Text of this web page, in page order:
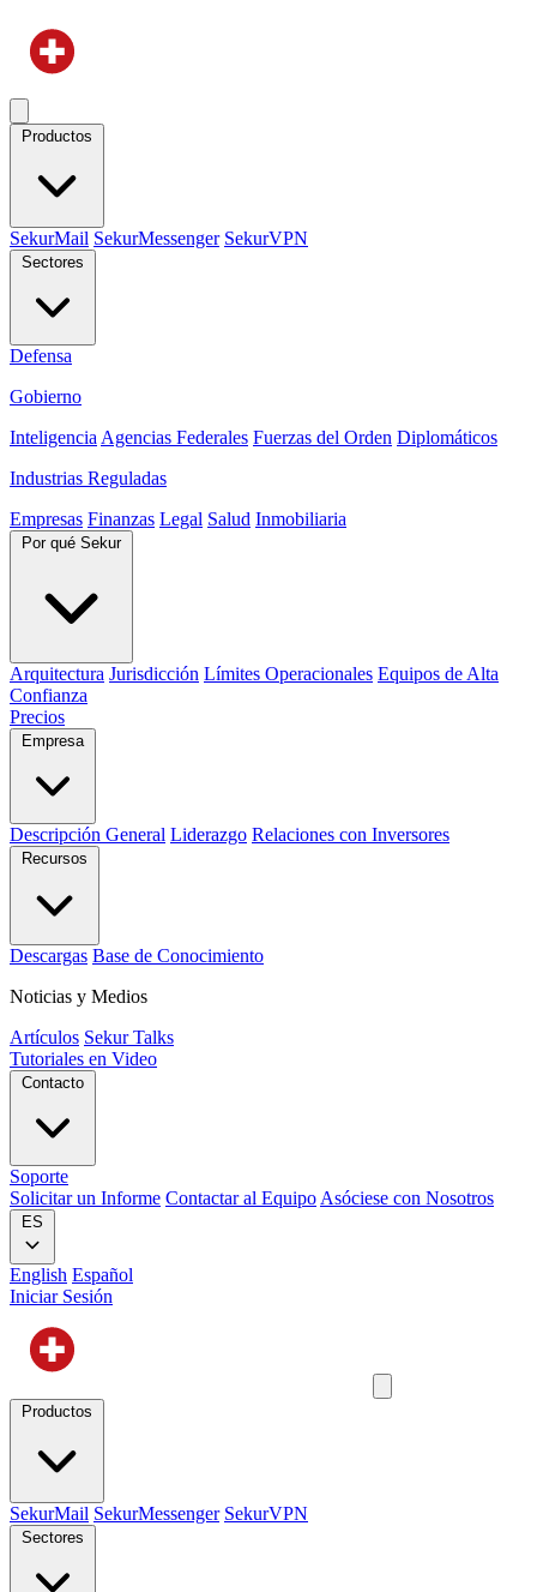
Productos
SekurMail SekurMessenger SekurVPN
Sectores
Defensa
Gobierno
Inteligencia Agencias Federales Fuerzas del Orden Diplomáticos
Industrias Reguladas
Empresas Finanzas Legal Salud Inmobiliaria
Por qué Sekur
Arquitectura Jurisdicción Límites Operacionales Equipos de Alta
Confianza
Precios
Empresa
Descripción General Liderazgo Relaciones con Inversores
Recursos
Descargas Base de Conocimiento
Noticias y Medios
Artículos Sekur Talks
Tutoriales en Video
Contacto
Soporte
Solicitar un Informe Contactar al Equipo Asóciese con Nosotros
ES
English Español
Iniciar Sesión
Productos
SekurMail SekurMessenger SekurVPN
Sectores